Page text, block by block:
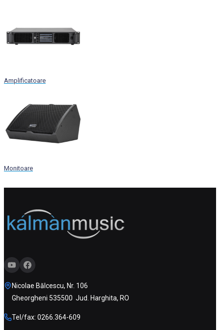
Amplificatoare
Monitoare
Nicolae Bălcescu, Nr. 106
Gheorgheni 535500 Jud. Harghita, RO
Tel/fax: 0266.364-609